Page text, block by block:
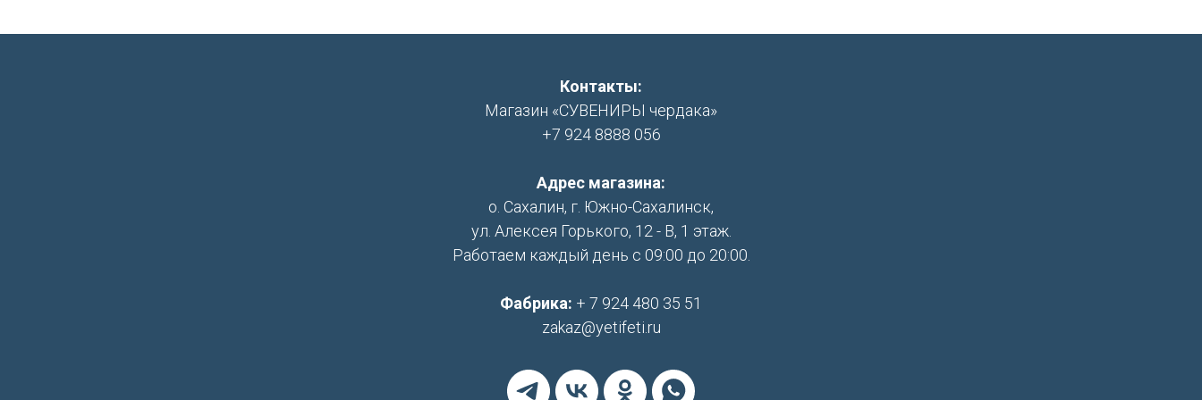
Контакты:
Магазин «СУВЕНИРЫ чердака»
+7 924 8888 056
Адрес магазина:
о. Сахалин, г. Южно-Сахалинск,
ул. Алексея Горького, 12 - В, 1 этаж.
Работаем каждый день с 09:00 до 20:00.
Фабрика: + 7 924 480 35 51
zakaz@yetifeti.ru